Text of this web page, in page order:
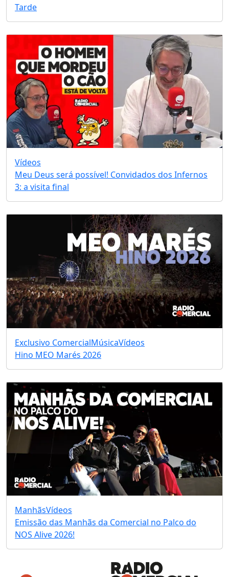
Tarde
Vídeos
Meu Deus será possível! Convidados dos Infernos
3: a visita final
Exclusivo ComercialMúsicaVídeos
Hino MEO Marés 2026
ManhãsVídeos
Emissão das Manhãs da Comercial no Palco do
NOS Alive 2026!